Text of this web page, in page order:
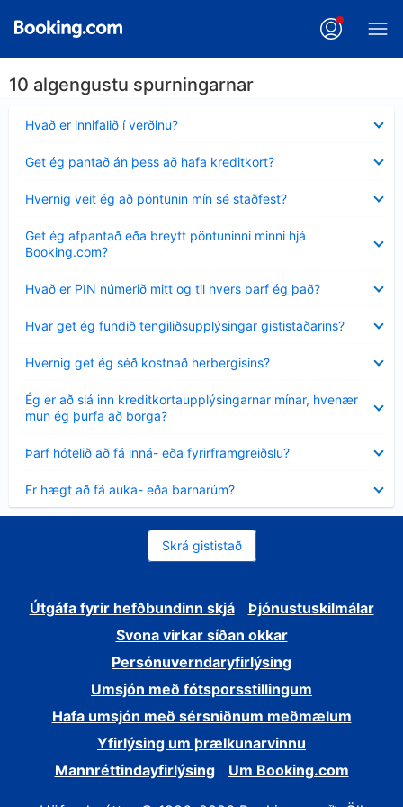
10 algengustu spurningarnar
Hvað er innifalið í verðinu?
sýnt
Get ég pantað án þess að hafa kreditkort?
sýnt
Hvernig veit ég að pöntunin mín sé staðfest?
sýnt
Get ég afpantað eða breytt pöntuninni minni hjá
Booking.com?
sýnt
Hvað er PIN númerið mitt og til hvers þarf ég það?
sýnt
Hvar get ég fundið tengiliðsupplýsingar gististaðarins?
sýnt
Hvernig get ég séð kostnað herbergisins?
sýnt
Ég er að slá inn kreditkortaupplýsingarnar mínar, hvenær
mun ég þurfa að borga?
Minna
sýnt
Þarf hótelið að fá inná- eða fyrirframgreiðslu?
sýnt
Er hægt að fá auka- eða barnarúm?
sýnt
Skrá gististað
Útgáfa fyrir hefðbundinn skjá
Þjónustuskilmálar
Svona virkar síðan okkar
Persónuverndaryfirlýsing
Umsjón með fótsporsstillingum
Hafa umsjón með sérsniðnum meðmælum
Yfirlýsing um þrælkunarvinnu
Mannréttindayfirlýsing
Um Booking.com